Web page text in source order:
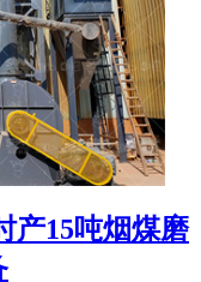
产15吨烟煤磨